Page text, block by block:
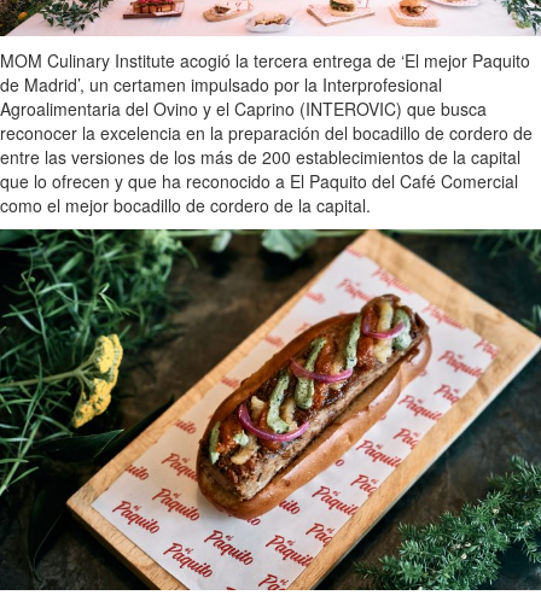
MOM Culinary Institute acogió la tercera entrega de ‘El mejor Paquito
de Madrid’, un certamen impulsado por la Interprofesional
Agroalimentaria del Ovino y el Caprino (INTEROVIC) que busca
reconocer la excelencia en la preparación del bocadillo de cordero de
entre las versiones de los más de 200 establecimientos de la capital
que lo ofrecen y que ha reconocido a El Paquito del Café Comercial
como el mejor bocadillo de cordero de la capital.